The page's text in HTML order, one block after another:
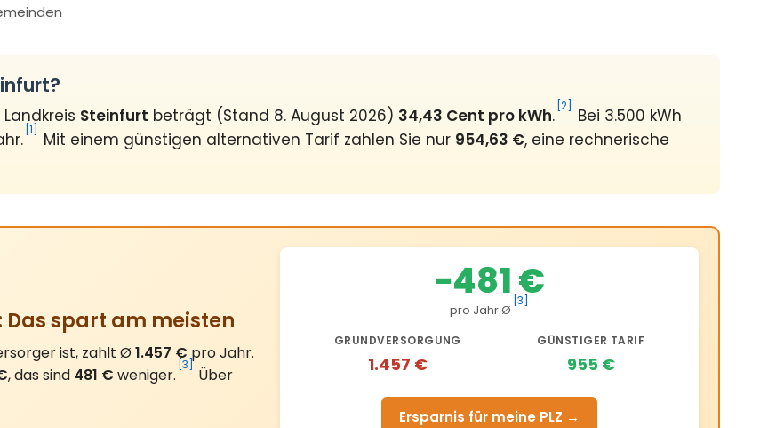
Steinfurt beträgt (Stand 8. August 2026) 34,43 Cent pro kWh. [2]
Bei 3.500 kWh
[1] Mit einem günstigen alternativen Tarif zahlen Sie nur 954,63 €, eine rechnerische
Das spart am meisten
ist, zahlt Ø1.457 €pro Jahr.
, das sind 481 € weniger. [3] Über
−481 €
pro Jahr Ø
[3]
GRUNDVERSORGUNG
1.457 €
GÜNSTIGER TARIF
955 €
Ersparnis für meine PLZ →